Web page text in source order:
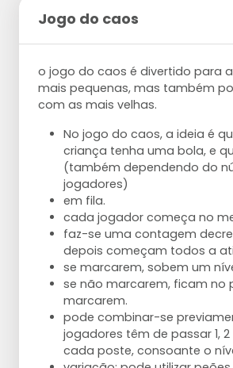
Jogo do caos
o jogo do caos é divertido para
mais pequenas, mas também
com as mais velhas.
No jogo do caos, a ideia é
criança tenha uma bola, e
(também dependendo do
jogadores)
em fila.
cada jogador começa no
faz-se uma contagem
depois começam todos a
se marcarem, sobem um
se não marcarem, ficam no
marcarem.
pode combinar-se
jogadores têm de passar 1,
cada poste, consoante o